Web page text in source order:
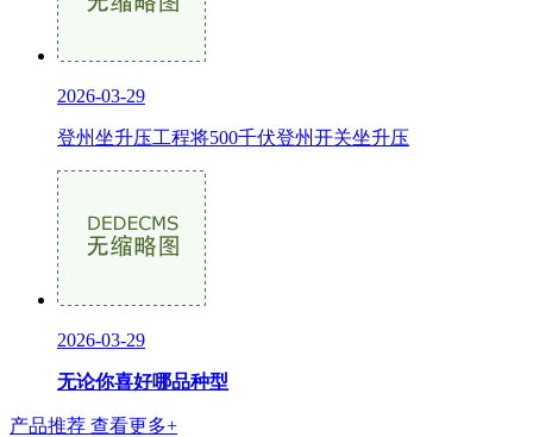
2026-03-29
登州坐升压工程将500千伏登州开关坐升压
2026-03-29
无论你喜好哪品种型
产品推荐 查看更多+